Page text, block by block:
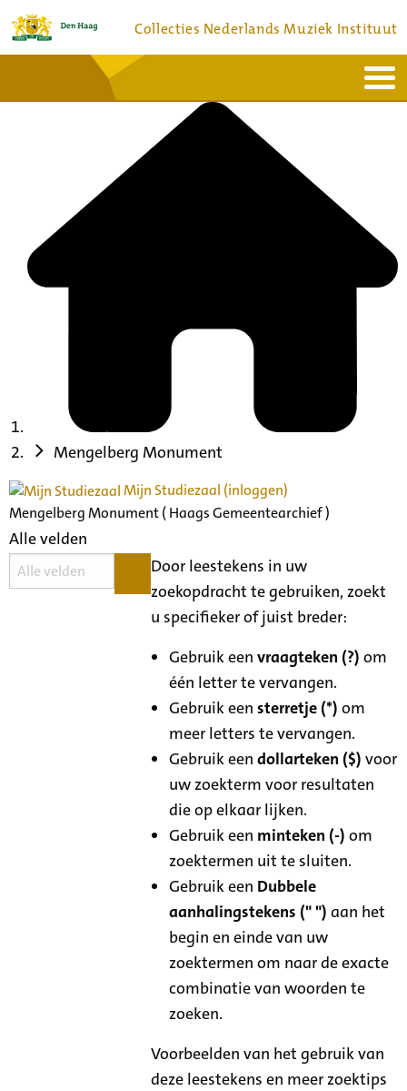
Collecties Nederlands Muziek Instituut
Bronnen en collecties
Mengelberg Monument
Mijn Studiezaal (inloggen)
Mengelberg Monument ( Haags Gemeentearchief )
Alle velden
Door leestekens in uw
zoekopdracht te gebruiken, zoekt
u specifieker of juist breder:
Gebruik eenvraagteken (?) om
één letter te vervangen.
Gebruik eensterretje (*) om
meer letters te vervangen.
Gebruik eendollarteken ($) voor
uw zoekterm voor resultaten
die op elkaar lijken.
Gebruik een minteken (-) om
zoektermen uit te sluiten.
Gebruik een Dubbele
aanhalingstekens (" ") aan het
begin en einde van uw
zoektermen om naar de exacte
combinatie van woorden te
zoeken.
Voorbeelden van het gebruik van
deze leestekens en meer zoektips